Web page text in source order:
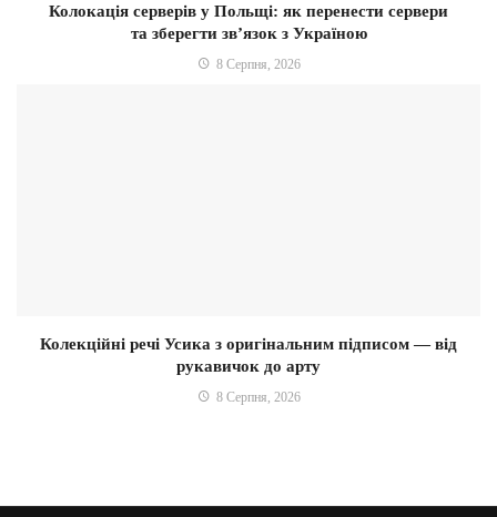
Колокація серверів у Польщі: як перенести сервери
та зберегти зв’язок з Україною
8 Серпня, 2026
Колекційні речі Усика з оригінальним підписом — від
рукавичок до арту
8 Серпня, 2026